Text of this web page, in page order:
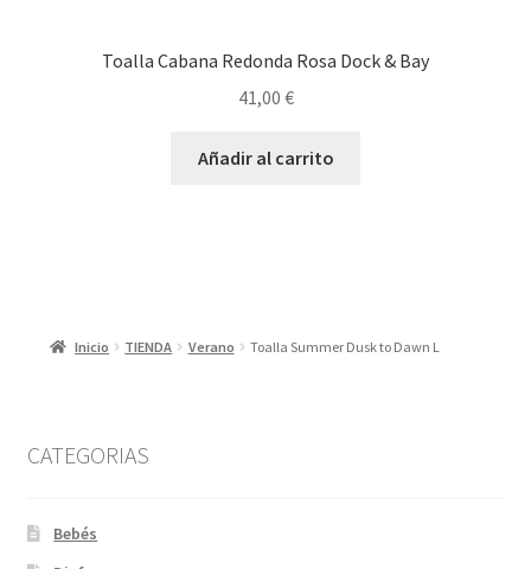
Toalla Cabana Redonda Rosa Dock & Bay
41,00 €
Añadir al carrito
Inicio TIENDA Verano Toalla Summer Dusk to Dawn L
CATEGORIAS
Bebés